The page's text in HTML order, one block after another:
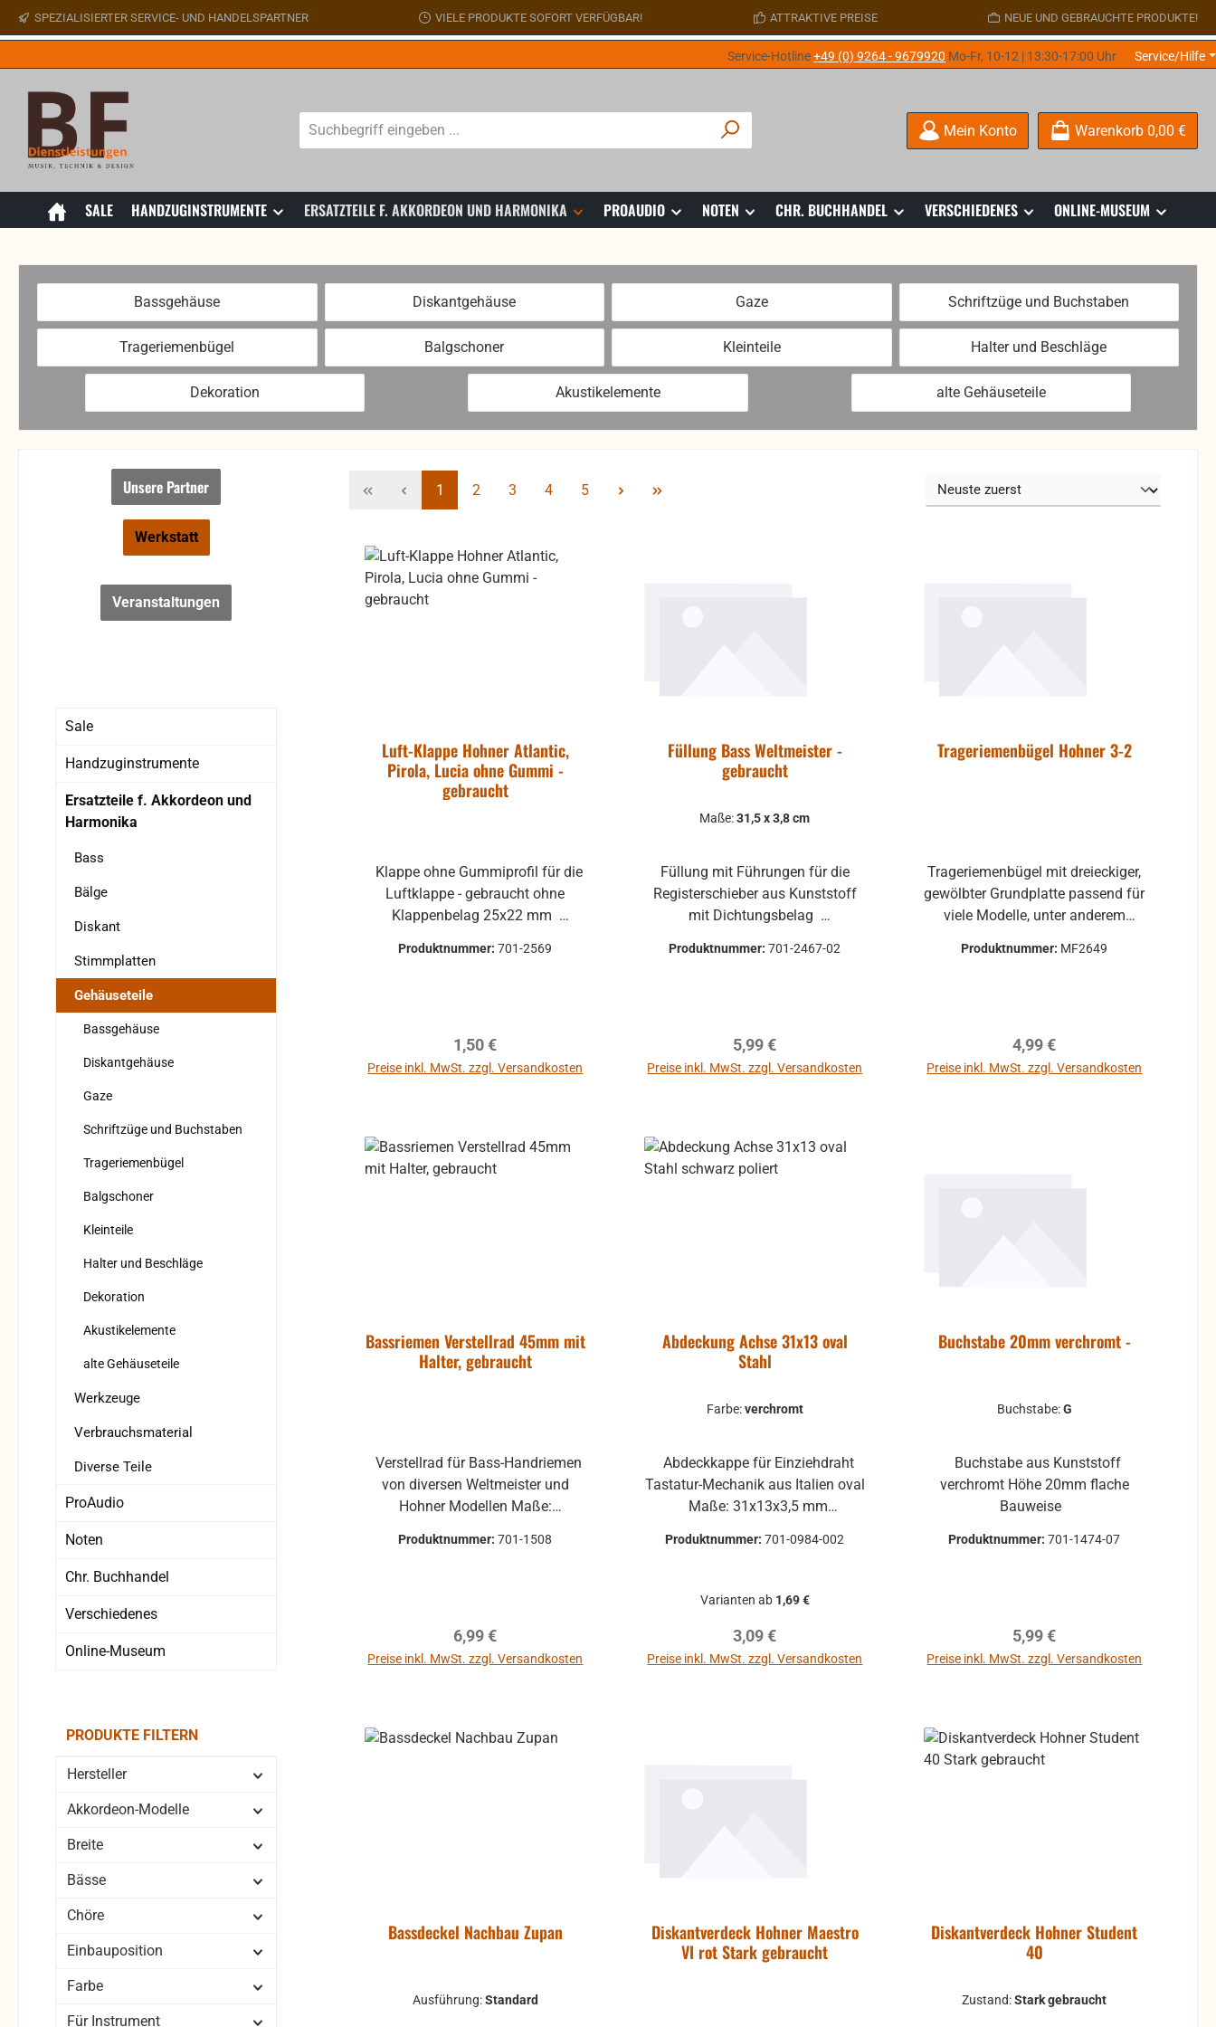
Hauptinhalt springen
Zur Suche springen
Zur Hauptnavigation springen
SPEZIALISIERTER SERVICE- UND HANDELSPARTNER VIELE PRODUKTE SOFORT VERFÜGBAR! ATTRAKTIVE PREISE NEUE UND GEBRAUCHTE PRODUKTE!
Service-Hotline+49 (0) 9264 - 9679920 Mo-Fr, 10-12 | 13:30-17:00 Uhr Service/Hilfe
Mein Konto Warenkorb 0,00 €
SALE HANDZUGINSTRUMENTE ERSATZTEILE F. AKKORDEON UND HARMONIKA PROAUDIO NOTEN CHR. BUCHHANDEL VERSCHIEDENES ONLINE-MUSEUM
Bassgehäuse Diskantgehäuse Gaze Schriftzüge und Buchstaben
Trageriemenbügel Balgschoner Kleinteile Halter und Beschläge
Dekoration Akustikelemente alte Gehäuseteile
Unsere Partner
Werkstatt
Veranstaltungen
Sale
Handzuginstrumente
Ersatzteile f. Akkordeon und
Harmonika
Bass
Bälge
Diskant
Stimmplatten
Gehäuseteile
Bassgehäuse
Diskantgehäuse
Gaze
Schriftzüge und Buchstaben
Trageriemenbügel
Balgschoner
Kleinteile
Halter und Beschläge
Dekoration
Akustikelemente
alte Gehäuseteile
Werkzeuge
Verbrauchsmaterial
Diverse Teile
ProAudio
Noten
Chr. Buchhandel
Verschiedenes
Online-Museum
PRODUKTE FILTERN
Hersteller
Akkordeon-Modelle
Breite
Bässe
Chöre
Einbauposition
Farbe
Für Instrument
Seite
1 Seite
2 Seite
3 Seite
4 Seite
5
Luft-Klappe Hohner Atlantic,
Pirola, Lucia ohne Gummi -
gebraucht
Luftklappe - gebraucht ohne
Klappenbelag 25x22 mm
Kratzer und sind kein
Reklamationsgrund Alle Teile sind
um Rücksendungen zu vermeiden.
Rücksendungen gehen auf Kosten
des Käufers. bei defekten Artikel
Produktnummer:701-2569
Regulärer Preis:
1,50 €
Preise inkl. MwSt. zzgl. Versandkosten
Füllung Bass Weltmeister -
gebraucht
Maße:31,5 x 3,8 cm
Füllung mit Führungen für die
Registerschieber aus Kunststoff
mit Dichtungsbelag
Produktnummer:701-2467-02
Regulärer Preis:
5,99 €
Preise inkl. MwSt. zzgl. Versandkosten
Trageriemenbügel Hohner 3-2
Trageriemenbügel mit dreieckiger,
gewölbter Grundplatte passend für
viele Modelle, unter anderem
Produktnummer: MF2649
Regulärer Preis:
4,99 €
Preise inkl. MwSt. zzgl. Versandkosten
Bassriemen Verstellrad 45mm mit
Halter, gebraucht
Verstellrad für Bass-Handriemen
von diversen Weltmeister und
Hohner Modellen Maße:
Bohrlöcher) (je nach Lieferbarkeit)
Maße: Breite: ca. 35,2 mm Höhe:
Produktnummer:701-1508
Regulärer Preis:
6,99 €
Preise inkl. MwSt. zzgl. Versandkosten
Abdeckung Achse 31x13 oval
Stahl
Farbe:verchromt
Tastatur-Mechanik aus Italien oval
Produktnummer:701-0984-002
Varianten ab1,69 €
Regulärer Preis:
3,09 €
Preise inkl. MwSt. zzgl. Versandkosten
Buchstabe 20mm verchromt -
Buchstabe:G
verchromt Höhe 20mm flache
Produktnummer:701-1474-07
Regulärer Preis:
5,99 €
Preise inkl. MwSt. zzgl. Versandkosten
Bassdeckel Nachbau Zupan
Ausführung:Standard
Diskantverdeck Hohner Maestro
VI rot Stark gebraucht
Diskantverdeck Hohner Student
40
Zustand:Stark gebraucht